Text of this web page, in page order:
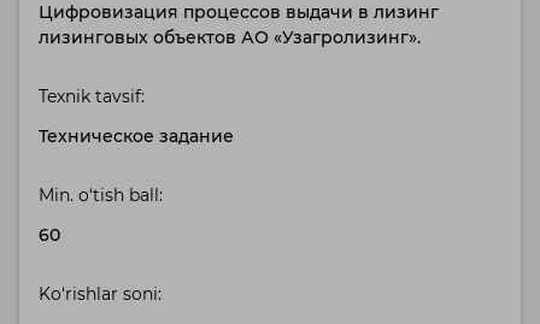
Цифровизация процессов выдачи в лизинг
лизинговых объектов АО «Узагролизинг».
Texnik tavsif:
Техническое задание
Min. o‘tish ball:
60
Ko‘rishlar soni: